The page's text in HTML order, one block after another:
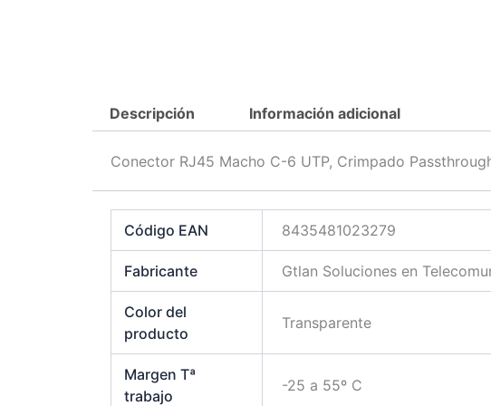
Descripción Información adicional
Conector RJ45 Macho C-6 UTP, Crimpado
Código EAN 8435481023279
Fabricante Gtlan Soluciones en
Color del
producto
Transparente
Margen Tª
trabajo
-25 a 55º C